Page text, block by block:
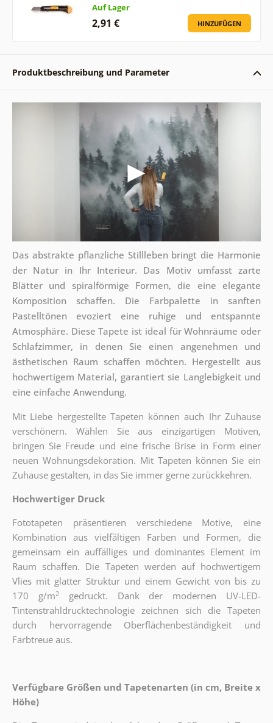
Auf Lager
2,91 € HINZUFÜGEN
Produktbeschreibung und Parameter
Das abstrakte pflanzliche Stillleben bringt die Harmonie
der Natur in Ihr Interieur. Das Motiv umfasst zarte
Blätter und spiralförmige Formen, die eine elegante
Komposition schaffen. Die Farbpalette in sanften
Pastelltönen evoziert eine ruhige und entspannte
Atmosphäre. Diese Tapete ist ideal für Wohnräume oder
Schlafzimmer, in denen Sie einen angenehmen und
ästhetischen Raum schaffen möchten. Hergestellt aus
hochwertigem Material, garantiert sie Langlebigkeit und
eine einfache Anwendung.
Mit Liebe hergestellte Tapeten können auch Ihr Zuhause
verschönern. Wählen Sie aus einzigartigen Motiven,
bringen Sie Freude und eine frische Brise in Form einer
neuen Wohnungsdekoration. Mit Tapeten können Sie ein
Zuhause gestalten, in das Sie immer gerne zurückkehren.
Hochwertiger Druck
Fototapeten präsentieren verschiedene Motive, eine
Kombination aus vielfältigen Farben und Formen, die
gemeinsam ein auffälliges und dominantes Element im
Raum schaffen. Die Tapeten werden auf hochwertigem
Vlies mit glatter Struktur und einem Gewicht von bis zu
170 g/m2gedruckt. Dank der modernen UV-LED-
Tintenstrahldrucktechnologie zeichnen sich die Tapeten
durch hervorragende Oberflächenbeständigkeit und
Farbtreue aus.
Verfügbare Größen und Tapetenarten (in cm, Breite x
Höhe)